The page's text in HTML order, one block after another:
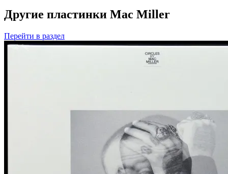
Другие пластинки Mac Miller
Перейти в раздел